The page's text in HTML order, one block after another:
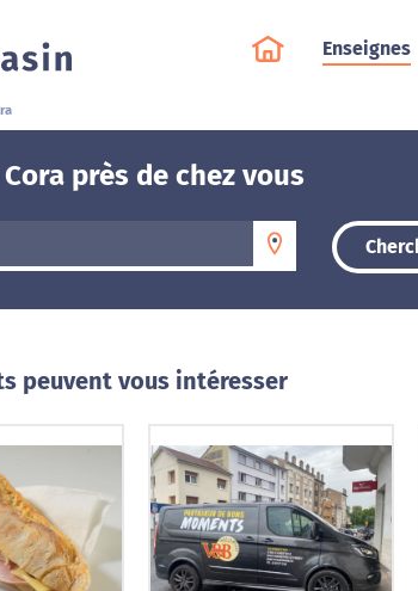
Enseignes
près de chez vous
peuvent vous intéresser